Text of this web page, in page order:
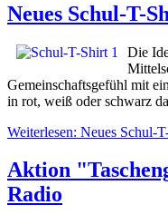
Neues Schul-T-
Die
Gemeinschaftsgefühl mit
in rot, weiß oder schwarz
Weiterlesen: Neues Schul-
Aktion
Radio